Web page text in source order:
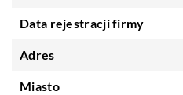
Data rejestracji firmy
Adres
Miasto